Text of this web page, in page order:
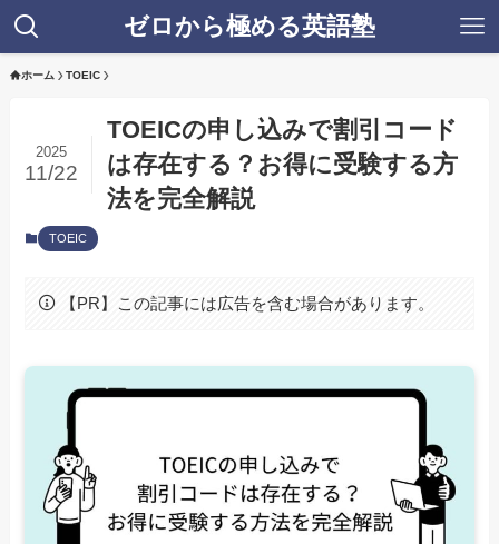
ゼロから極める英語塾
ホーム TOEIC
TOEICの申し込みで割引コード
は存在する？お得に受験する方
法を完全解説
2025
11/22
TOEIC
【PR】この記事には広告を含む場合があります。